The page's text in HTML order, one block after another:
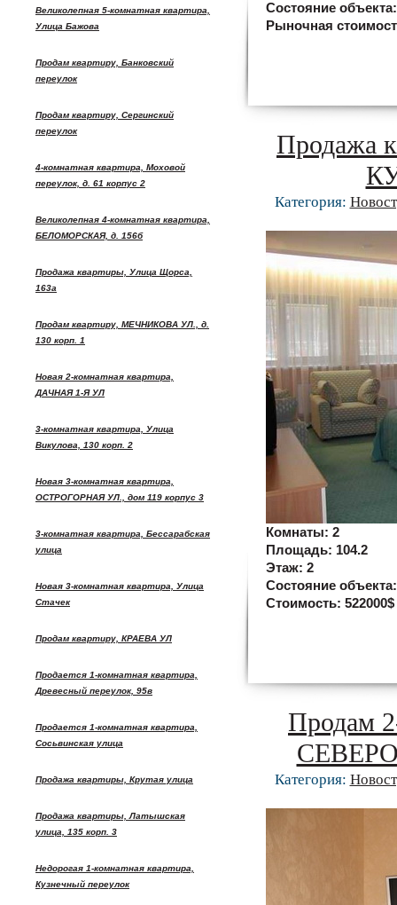
Великолепная 5-комнатная квартира,
Улица Бажова
Продам квартиру, Банковский
переулок
Продам квартиру, Сергинский
переулок
4-комнатная квартира, Моховой
переулок, д. 61 корпус 2
Великолепная 4-комнатная квартира,
БЕЛОМОРСКАЯ, д. 156б
Продажа квартиры, Улица Щорса,
163а
Продам квартиру, МЕЧНИКОВА УЛ., д.
130 корп. 1
Новая 2-комнатная квартира,
ДАЧНАЯ 1-Я УЛ
3-комнатная квартира, Улица
Викулова, 130 корп. 2
Новая 3-комнатная квартира,
ОСТРОГОРНАЯ УЛ., дом 119 корпус 3
3-комнатная квартира, Бессарабская
улица
Новая 3-комнатная квартира, Улица
Стачек
Продам квартиру, КРАЕВА УЛ
Продается 1-комнатная квартира,
Древесный переулок, 95в
Продается 1-комнатная квартира,
Сосьвинская улица
Продажа квартиры, Крутая улица
Продажа квартиры, Латышская
улица, 135 корп. 3
Недорогая 1-комнатная квартира,
Кузнечный переулок
Состояние
Рыночная
Продажа
Категория:
Комнаты: 2
Площадь: 104.2
Этаж: 2
Состояние
Стоимость: 522000$
Продам
Категория: